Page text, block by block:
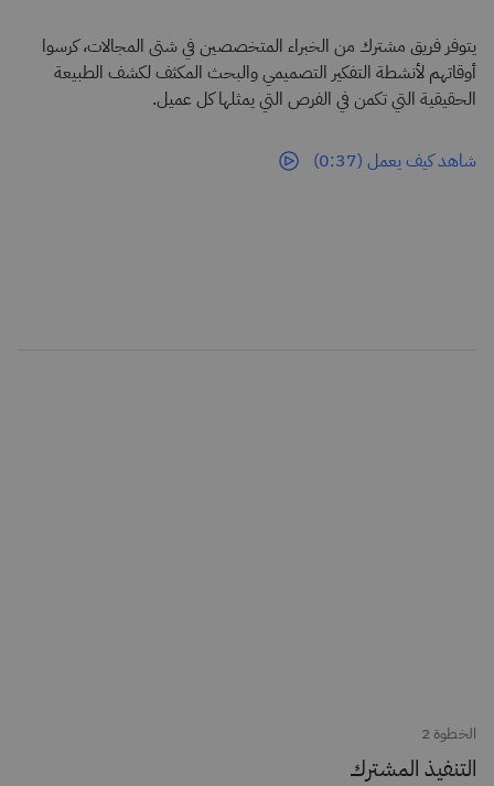
يتوفر فريق مشترك من الخبراء المتخصصين في شتى المجالات، كرسوا
أوقاتهم لأنشطة التفكير التصميمي والبحث المكثف لكشف الطبيعة
الحقيقية التي تكمن في الفرص التي يمثلها كل عميل.
شاهد كيف يعمل (0:37)
الخطوة 2
التنفيذ المشترك